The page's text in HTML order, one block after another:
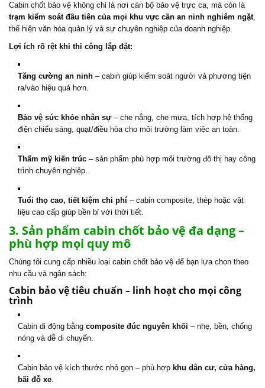
Cabin chốt bảo vệ không chỉ là nơi cán bộ bảo vệ trực ca, mà còn là
trạm kiểm soát đầu tiên của mọi khu vực cần an ninh nghiêm ngặt,
thể hiện văn hóa quản lý và sự chuyên nghiệp của doanh nghiệp.
Lợi ích rõ rệt khi thi công lắp đặt:
Tăng cường an ninh – cabin giúp kiểm soát người và phương tiện
ra/vào hiệu quả hơn.
Bảo vệ sức khỏe nhân sự– che nắng, che mưa, tích hợp hệ thống
điện chiếu sáng, quạt/điều hòa cho môi trường làm việc an toàn.
Thẩm mỹ kiến trúc – sản phẩm phù hợp môi trường đô thị hay công
trình chuyên nghiệp.
Tuổi thọ cao, tiết kiệm chi phí – cabin composite, thép hoặc vật
liệu cao cấp giúp bền bỉ với thời tiết.
3. Sản phẩm cabin chốt bảo vệ đa dạng –
phù hợp mọi quy mô
Chúng tôi cung cấp nhiều loại cabin chốt bảo vệ để bạn lựa chọn theo
nhu cầu và ngân sách:
Cabin bảo vệ tiêu chuẩn – linh hoạt cho mọi công
trình
Cabin di động bằng composite đúc nguyên khối – nhẹ, bền, chống
nóng và dễ di chuyển.
Cabin bảo vệ kích thước nhỏ gọn – phù hợp khu dân cư, cửa hàng,
bãi đỗ xe.